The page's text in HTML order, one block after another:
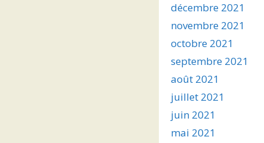
décembre 2021
novembre 2021
octobre 2021
septembre 2021
août 2021
juillet 2021
juin 2021
mai 2021